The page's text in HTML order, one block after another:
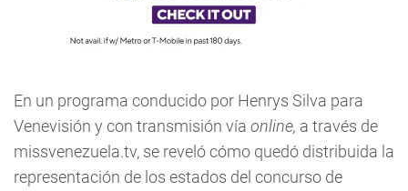
En un programa conducido por Henrys Silva para
Venevisión y con transmisión vía online, a través de
missvenezuela.tv, se reveló cómo quedó distribuida la
representación de los estados del concurso de